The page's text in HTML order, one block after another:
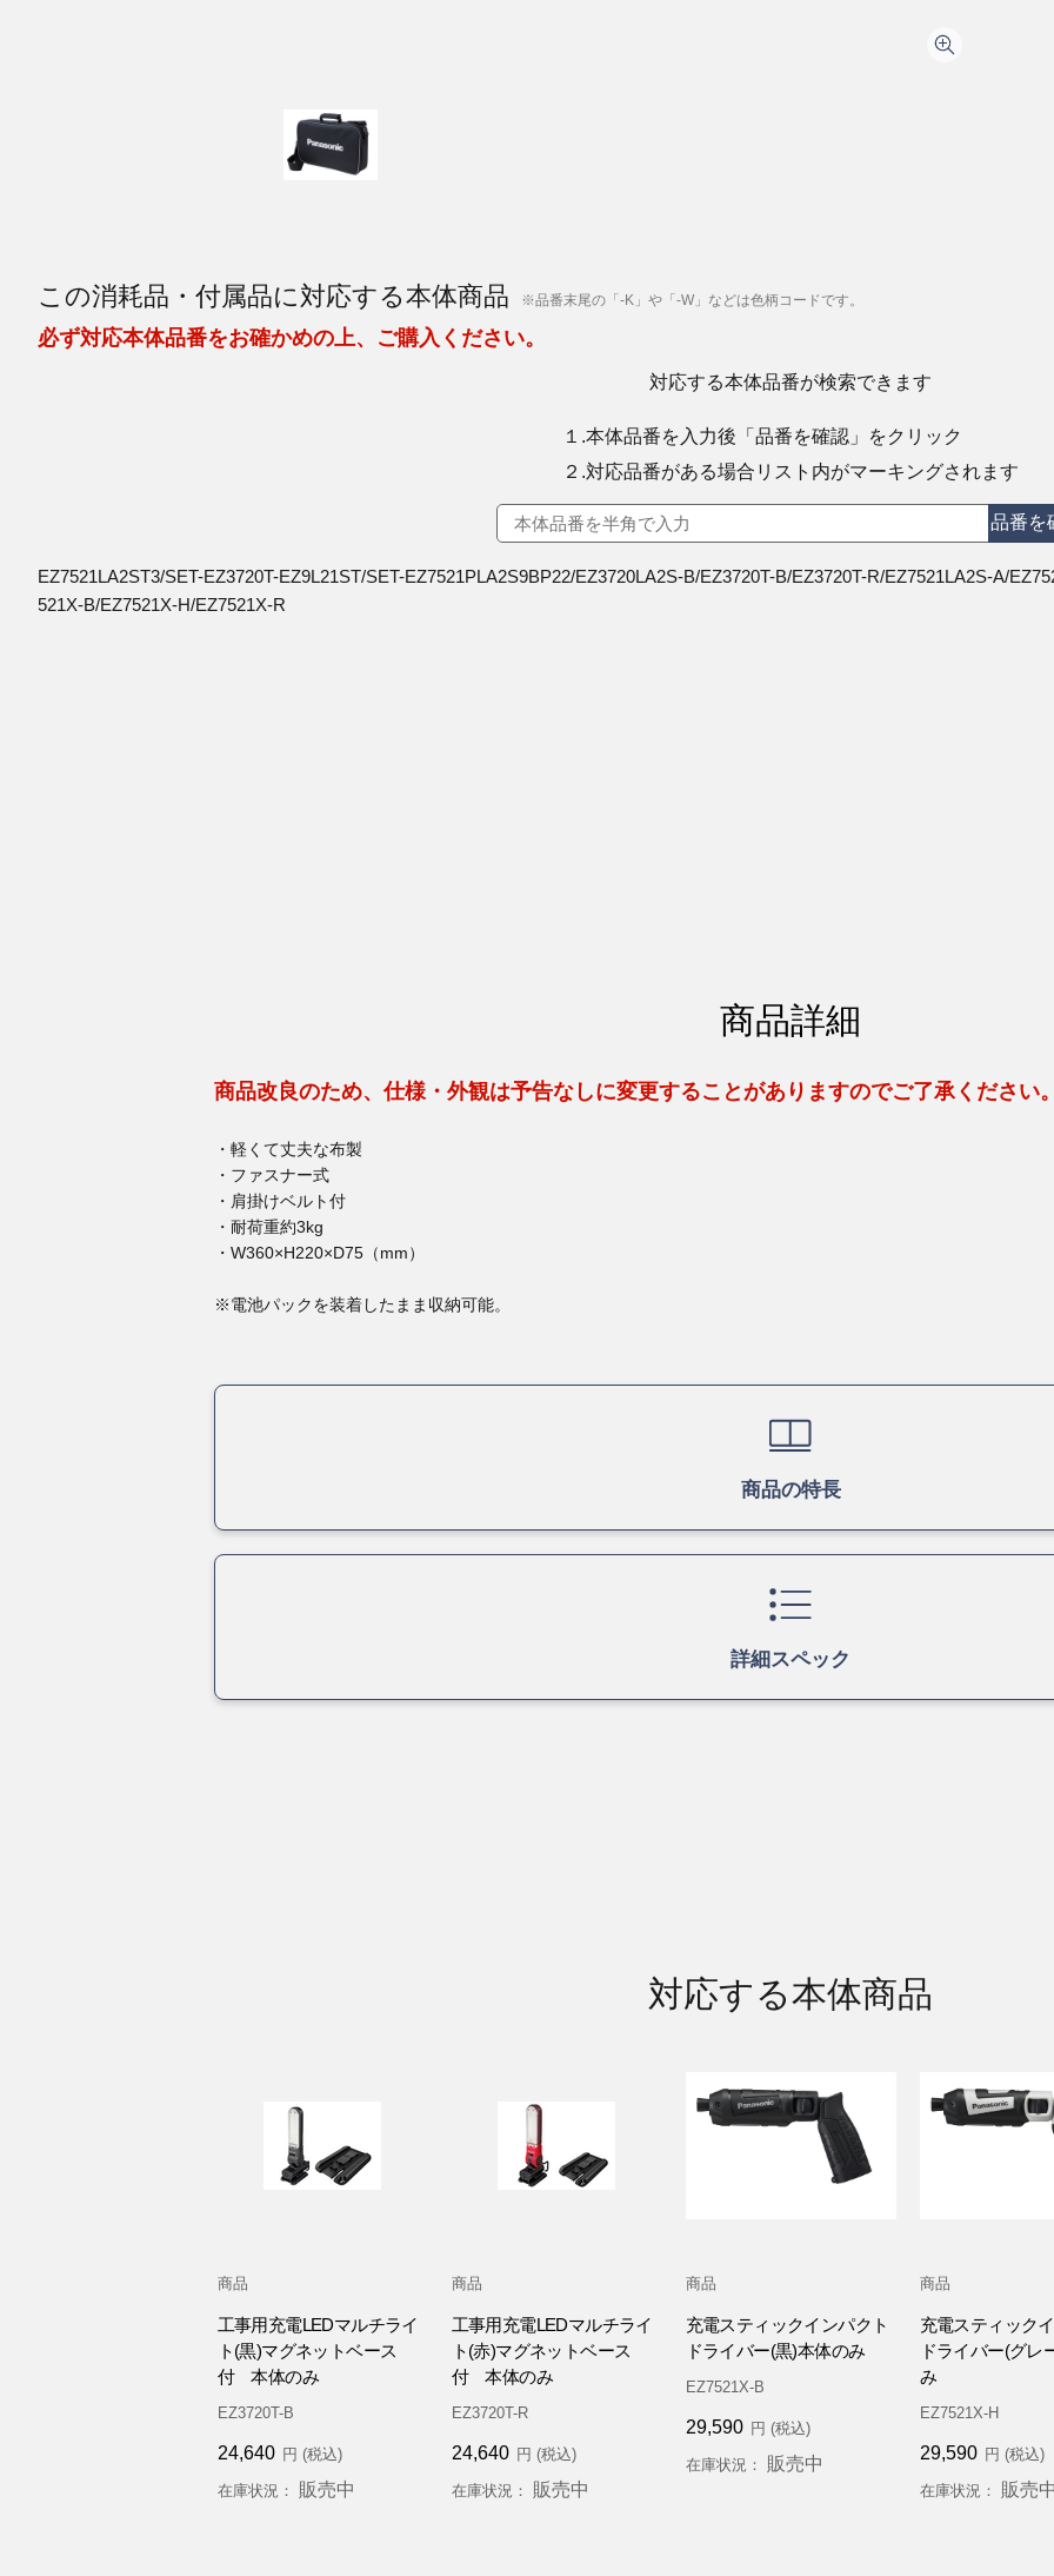
この消耗品・付属品に対応する本体商品 ※品番末尾の「-K」や「-W」などは色柄コードです。
必ず対応本体品番をお確かめの上、ご購入ください。
対応する本体品番が検索できます
１.本体品番を入力後「品番を確認」をクリック
２.対応品番がある場合リスト内がマーキングされます
品番を
EZ7521LA2ST3/SET-EZ3720T-EZ9L21ST/SET-EZ7521PLA2S9BP22/EZ3720LA2S-B/EZ3720T-B/EZ3720T-R/EZ7521LA2S-A/
521X-B/EZ7521X-H/EZ7521X-R
商品詳細
商品改良のため、仕様・外観は予告なしに変更することがありますのでご了承ください
・軽くて丈夫な布製
・ファスナー式
・肩掛けベルト付
・耐荷重約3kg
・W360×H220×D75（mm）
※電池パックを装着したまま収納可能。
商品の特長
詳細スペック
対応する本体商品
商品
工事用充電LEDマルチライ
ト(黒)マグネットベース
付 本体のみ
EZ3720T-B
24,640 円 (税込)
在庫状況： 販売中
商品
工事用充電LEDマルチライ
ト(赤)マグネットベース
付 本体のみ
EZ3720T-R
24,640 円 (税込)
在庫状況： 販売中
商品
充電スティックインパクト
ドライバー(黒)本体のみ
EZ7521X-B
29,590 円 (税込)
在庫状況： 販売中
商品
充電スティック
ドライバー(グレ
み
EZ7521X-H
29,590 円 (税込)
在庫状況： 販売